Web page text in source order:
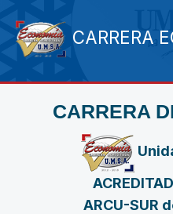
CARRERA
CARRERA
ARCU-SUR